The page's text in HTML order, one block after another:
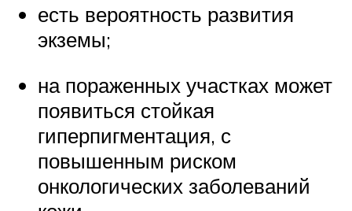
есть вероятность развития
экземы;
на пораженных участках может
появиться стойкая
гиперпигментация, с
повышенным риском
онкологических заболеваний